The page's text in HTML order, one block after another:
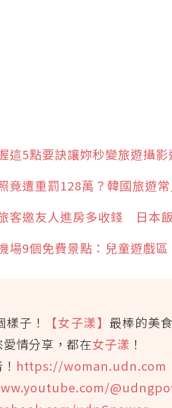
這5點要訣讓妳秒變旅遊攝影
竟遭重罰128萬？韓國旅遊
客邀友人進房多收錢 日本
場9個免費景點：兒童遊戲
子！ 【女子漾】 最棒的美
情分享，都在女子漾 ！
https://woman.udn.com